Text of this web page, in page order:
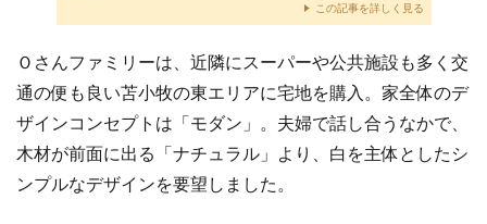
この記事を詳しく見る
Ｏさんファミリーは、近隣にスーパーや公共施設も多く交
通の便も良い苫小牧の東エリアに宅地を購入。家全体のデ
ザインコンセプトは「モダン」。夫婦で話し合うなかで、
木材が前面に出る「ナチュラル」より、白を主体としたシ
ンプルなデザインを要望しました。